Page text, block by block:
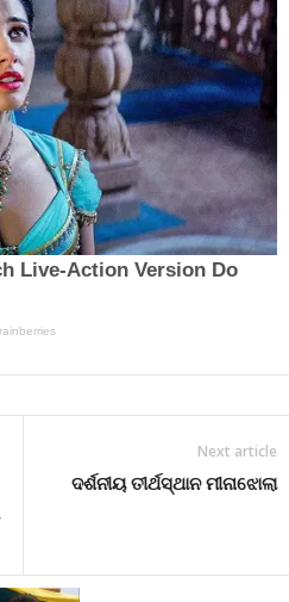
Next article
ଦର୍ଶନୀୟ ତୀର୍ଥସ୍ଥାନ ମୀନାଝୋଲା